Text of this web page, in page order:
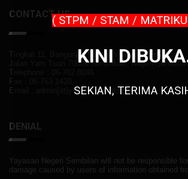
CONTACT US
Tingkat 11, Bangunan Yayasan Negeri Sembilan
Jalan Yam Tuan 70000 Seremban, Negeri Sembilan
Telephone : 06-762 8046
Fax : 06-763 1420
Email : admin[at]yns[dot]gov[dot]my
DENIAL
Yayasan Negeri Sembilan will not be responsible
damage caused by users of information obtained
( STPM / STAM /
KINI
SEKIAN, TERIMA